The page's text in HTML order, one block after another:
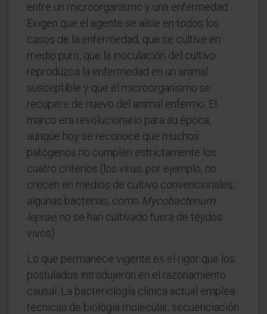
entre un microorganismo y una enfermedad.
Exigen que el agente se aísle en todos los
casos de la enfermedad, que se cultive en
medio puro, que la inoculación del cultivo
reproduzca la enfermedad en un animal
susceptible y que el microorganismo se
recupere de nuevo del animal enfermo. El
marco era revolucionario para su época,
aunque hoy se reconoce que muchos
patógenos no cumplen estrictamente los
cuatro criterios (los virus, por ejemplo, no
crecen en medios de cultivo convencionales;
algunas bacterias, como Mycobacterium
leprae, no se han cultivado fuera de tejidos
vivos).
Lo que permanece vigente es el rigor que los
postulados introdujeron en el razonamiento
causal. La bacteriología clínica actual emplea
técnicas de biología molecular, secuenciación